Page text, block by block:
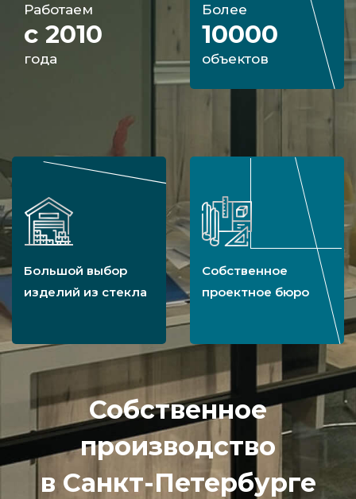
Работаем
с 2010
года
Более
10000
объектов
Большой выбор
изделий из стекла
Собственное
проектное бюро
Собственное
производство
в Санкт-Петербурге